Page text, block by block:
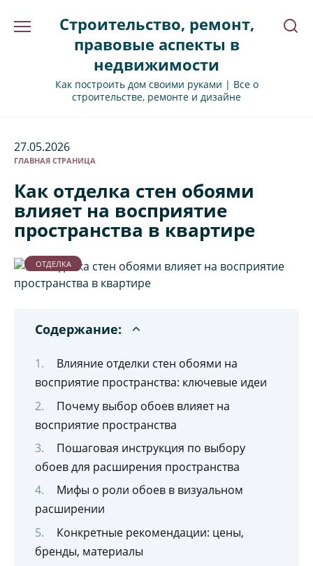
Строительство, ремонт,
правовые аспекты в
недвижимости
Как построить дом своими руками | Все о
строительстве, ремонте и дизайне
27.05.2026
ГЛАВНАЯ СТРАНИЦА
Как отделка стен обоями
влияет на восприятие
пространства в квартире
ОТДЕЛКА
Содержание:
Влияние отделки стен обоями на
восприятие пространства: ключевые идеи
Почему выбор обоев влияет на
восприятие пространства
Пошаговая инструкция по выбору
обоев для расширения пространства
Мифы о роли обоев в визуальном
расширении
Конкретные рекомендации: цены,
бренды, материалы